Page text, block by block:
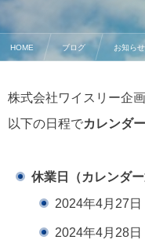
HOME ブログ お知らせ
株式会社ワイスリー企
以下の日程でカレンダ
休業日（カレンダー
2024年4月27日
2024年4月28日